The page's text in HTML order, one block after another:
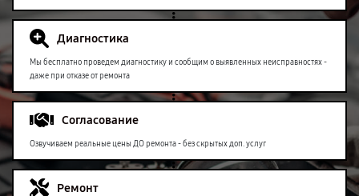
Диагностика
Мы бесплатно проведем диагностику и сообщим о выявленных неисправностях -
даже при отказе от ремонта
Согласование
Озвучиваем реальные цены ДО ремонта - без скрытых доп. услуг
Ремонт